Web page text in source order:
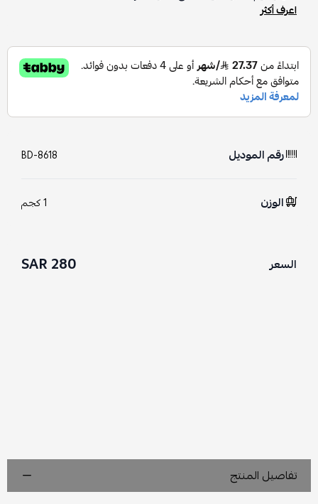
اعرف أكثر
رقم الموديل BD-8618
الوزن 1 كجم
السعر 280 SAR
تفاصيل المنتج